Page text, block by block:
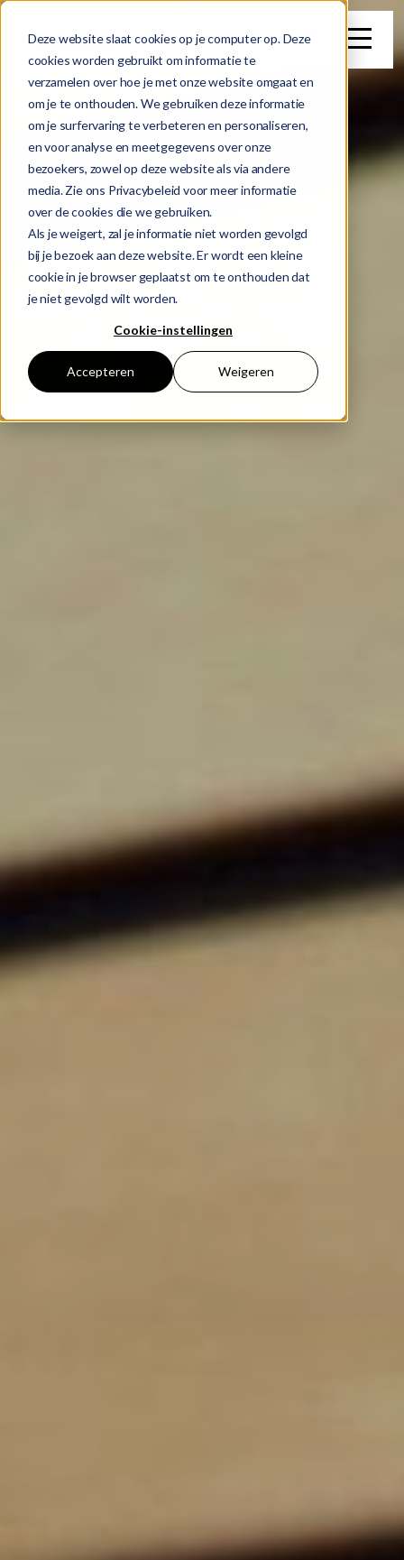
Deze website slaat cookies op je computer op. Deze
cookies worden gebruikt om informatie te
verzamelen over hoe je met onze website omgaat en
om je te onthouden. We gebruiken deze informatie
om je surfervaring te verbeteren en personaliseren,
en voor analyse en meetgegevens over onze
bezoekers, zowel op deze website als via andere
media. Zie ons Privacybeleid voor meer informatie
over de cookies die we gebruiken.
Als je weigert, zal je informatie niet worden gevolgd
bij je bezoek aan deze website. Er wordt een kleine
cookie in je browser geplaatst om te onthouden dat
je niet gevolgd wilt worden.
Cookie-instellingen
Accepteren Weigeren
search
Dit is een zoekveld waaraan een functie voor automatische
Er zijn geen suggesties want het zoekveld is leeg.